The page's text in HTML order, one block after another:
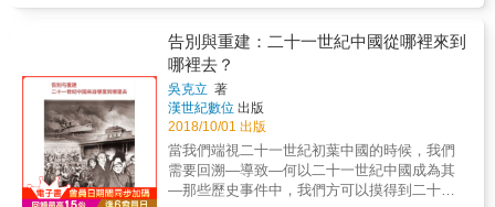
些視科技為理所當然，卻希望深入了解建築基
本原則的讀者們而設計。在書中的50個案例
裡，每一個都針對建築細節詳加描繪，總計超
過2,500幅手繪圖稿，重新找回建築的核心價
值：用眼睛觀看，用身體感受，用雙手創造。
色彰顯了新藝術運動風格建築的特色。 ★到日
本神戶觀光不能錯過的北野異人館中的萌黃之
家，曾經一度被漆成白色，是近代才被還原真
面目的萌黃綠色！ ★里昂隆河河畔旁的顯目橘
色立方，除了現代感強烈的建築外觀，大膽的
橘色塗裝靈感，其實是取自港灣機具常用色！
★伊斯蘭教的絕對聖地卡巴天房，黑色的立方
體真身，其實是背黑色絲綢覆蓋的砂石建築！
★傳說為迪士尼城堡原型的新天鵝堡，浪漫的
白色中世紀歐洲風格是有利用到鋼筋混凝土跟
在否定自己以前，我們可以先理解自身城市的
特質和國外城市的差異，並且透過一種由內而
外的方式，關懷我們自己的居住環境與這片土
地。 先理解，再批評，並給予建議。 如果我們
對於這片土地的現況及過往毫不關心，一味把
國外優秀的案例拿來隨意挪用、拼裝甚至誤
讀，當作城市改造的規劃及理論基礎，我們又
怎麼能夠讓台灣的城市更加美好呢？本書作者
長年以圖像記錄台灣的城市空間、街道與建築
告別與重建：二十一世紀中國從哪裡來到
哪裡去？
吳克立 著
漢世紀數位 出版
2018/10/01 出版
當我們端視二十一世紀初葉中國的時候，我們
需要回溯—導致—何以二十一世紀中國成為其
—那些歷史事件中，我們方可以摸得到二十一